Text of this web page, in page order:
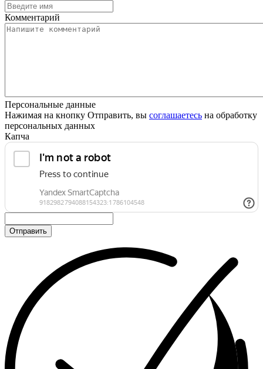
Комментарий
Персональные данные
Нажимая на кнопку Отправить, вы соглашаетесь на обработку
персональных данных
Капча
Отправить